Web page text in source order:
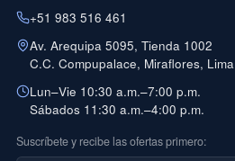
+51 983 516 461
Av. Arequipa 5095, Tienda 1002
C.C. Compupalace, Miraflores, Lima
Lun–Vie 10:30 a.m.–7:00 p.m.
Sábados 11:30 a.m.–4:00 p.m.
Suscríbete y recibe las ofertas primero: